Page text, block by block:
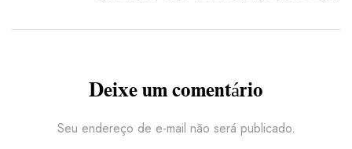
Deixe um comentário
Seu endereço de e-mail não será publicado.